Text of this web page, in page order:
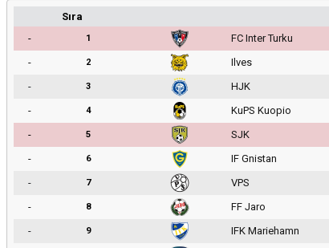
Sıra
-
1 FC Inter Turku
-
2 Ilves
-
3 HJK
-
4 KuPS Kuopio
-
5 SJK
-
6 IF Gnistan
-
7 VPS
-
8 FF Jaro
-
9 IFK Mariehamn